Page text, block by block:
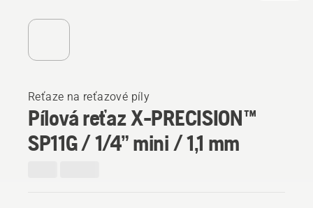
Reťaze na reťazové píly
Pílová reťaz X-PRECISION™
SP11G / 1/4” mini / 1,1 mm